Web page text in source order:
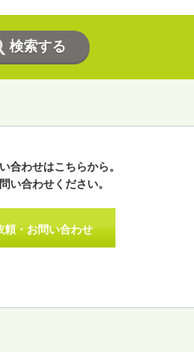
合わせはこちらから。
い合わせください。
頼・お問い合わせ